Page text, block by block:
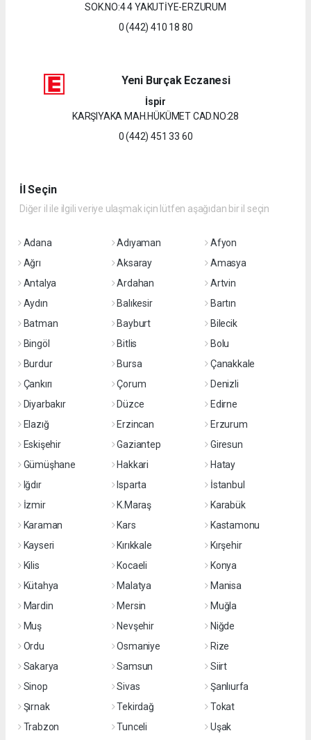
SOK.NO:4 4 YAKUTİYE-ERZURUM
0 (442) 410 18 80
Yeni Burçak Eczanesi
İspir
KARŞIYAKA MAH.HÜKÜMET CAD.NO:28
0 (442) 451 33 60
İl Seçin
Diğer il ile ilgili veriye ulaşmak için lütfen aşağıdan bir il seçin
Adana Adıyaman
Afyon
Ağrı
Aksaray
Amasya
Antalya
Ardahan
Artvin
Aydın
Balıkesir
Bartın
Batman
Bayburt
Bilecik
Bingöl
Bitlis
Bolu
Burdur
Bursa
Çanakkale
Çankırı
Çorum
Denizli
Diyarbakır
Düzce
Edirne
Elazığ
Erzincan
Erzurum
Eskişehir
Gaziantep
Giresun
Gümüşhane
Hakkari
Hatay
Iğdır
Isparta
İstanbul
İzmir
K.Maraş
Karabük
Karaman
Kars
Kastamonu
Kayseri
Kırıkkale
Kırşehir
Kilis
Kocaeli
Konya
Kütahya
Malatya
Manisa
Mardin
Mersin
Muğla
Muş
Nevşehir
Niğde
Ordu
Osmaniye
Rize
Sakarya
Samsun
Siirt
Sinop
Sivas
Şanlıurfa
Şırnak
Tekirdağ
Tokat
Trabzon
Tunceli Uşak